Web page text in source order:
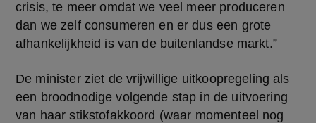
crisis, te meer omdat we veel meer produceren
dan we zelf consumeren en er dus een grote
afhankelijkheid is van de buitenlandse markt.”
De minister ziet de vrijwillige uitkoopregeling als
een broodnodige volgende stap in de uitvoering
van haar stikstofakkoord (waar momenteel nog